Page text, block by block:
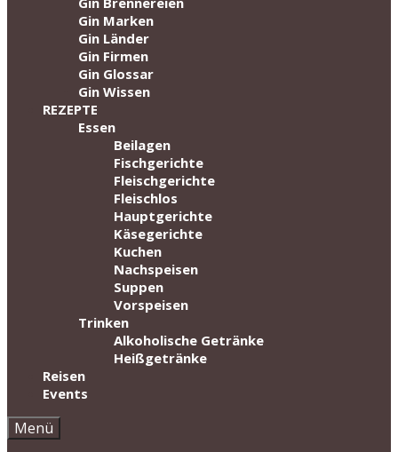
Gin Marken
Gin Länder
Gin Firmen
Gin Glossar
Gin Wissen
REZEPTE
Essen
Beilagen
Fischgerichte
Fleischgerichte
Fleischlos
Hauptgerichte
Käsegerichte
Kuchen
Nachspeisen
Suppen
Vorspeisen
Trinken
Alkoholische Getränke
Heißgetränke
Reisen
Events
Menü